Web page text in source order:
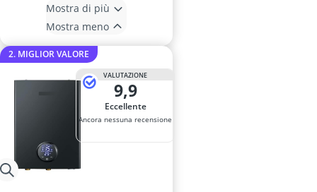
Mostra di più
Mostra meno
2. MIGLIOR VALORE
VALUTAZIONE
9,9
Eccellente
Ancora nessuna recensione